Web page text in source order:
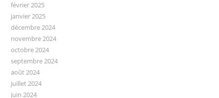
février 2025
janvier 2025
décembre 2024
novembre 2024
octobre 2024
septembre 2024
août 2024
juillet 2024
juin 2024